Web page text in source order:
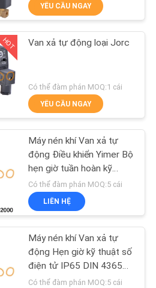
điện từ
1071
YÊU CẦU NGAY
HOT Van xả tự động loại Jorc
Có thể đàm phán MOQ:1 cái
YÊU CẦU NGAY
Máy nén khí Van xả tự
động Điều khiển Yimer Bộ
hẹn giờ tuần hoàn kỹ
thuật số BT-2000
Có thể đàm phán MOQ:5 cái
LIÊN HỆ
Máy nén khí Van xả tự
động Hẹn giờ kỹ thuật số
điện tử IP65 DIN 43650
Mẫu A
Có thể đàm phán MOQ:5 cái